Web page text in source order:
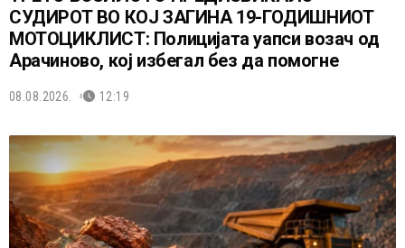
СУДИРОТ ВО КОЈ ЗАГИНА 19-ГОДИШНИОТ
МОТОЦИКЛИСТ: Полицијата уапси возач од
Арачиново, кој избегал без да помогне
08.08.2026. 12:19